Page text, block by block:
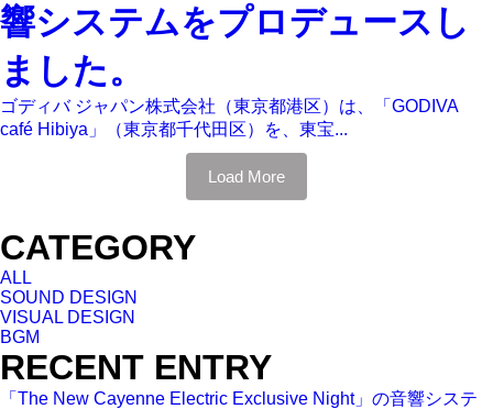
響システムをプロデュースし
ました。
ゴディバ ジャパン株式会社（東京都港区）は、「GODIVA
café Hibiya」（東京都千代田区）を、東宝...
Load More
CATEGORY
ALL
SOUND DESIGN
VISUAL DESIGN
BGM
RECENT ENTRY
「The New Cayenne Electric Exclusive Night」の音響システ